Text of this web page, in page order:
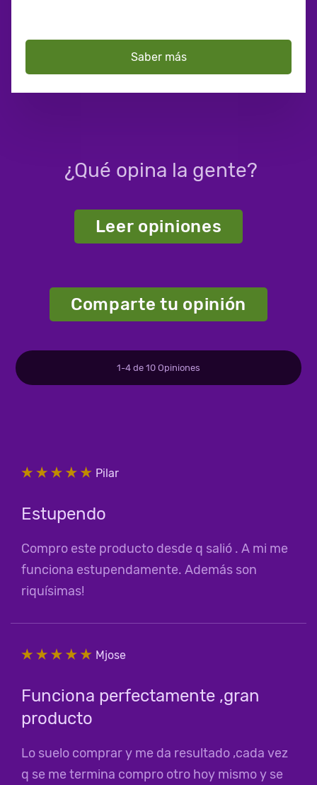
Saber más
¿Qué opina la gente?
Leer opiniones
Comparte tu opinión
1-4 de 10 Opiniones
Pilar
Estupendo
Compro este producto desde q salió . A mi me
funciona estupendamente. Además son
riquísimas!
Mjose
Funciona perfectamente ,gran
producto
Lo suelo comprar y me da resultado ,cada vez
q se me termina compro otro hoy mismo y se